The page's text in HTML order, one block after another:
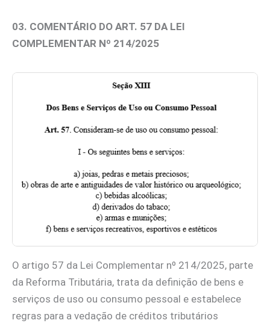
03. COMENTÁRIO DO ART. 57 DA LEI
COMPLEMENTAR Nº 214/2025
O artigo 57 da Lei Complementar nº 214/2025, parte
da Reforma Tributária, trata da definição de bens e
serviços de uso ou consumo pessoal e estabelece
regras para a vedação de créditos tributários